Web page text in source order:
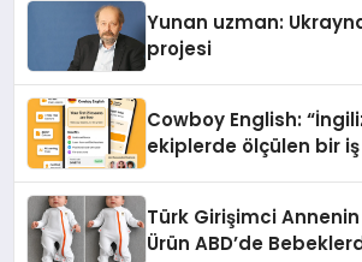
Yunan uzman:
projesi
Cowboy English:
ekiplerde ölçülen bir
Türk Girişimci
Ürün ABD’de